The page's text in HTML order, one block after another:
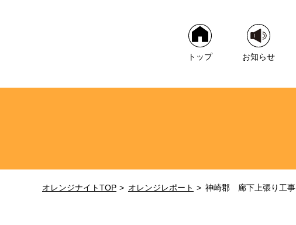
トップ お知らせ
オレンジナイトTOP オレンジレポート 神崎郡 廊下上張り工事